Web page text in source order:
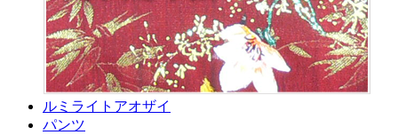
ルミライトアオザイ
パンツ